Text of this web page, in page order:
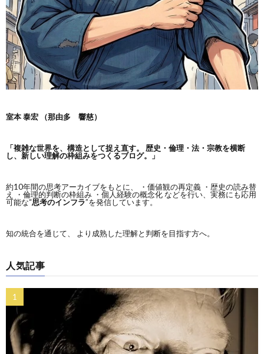
室本 泰宏 （那由多 響慈）
「複雑な世界を、構造として捉え直す。
歴史・倫理・法・宗教を横断
し、新しい理解の枠組みをつくるブログ。」
約10年間の思考アーカイブをもとに、 ・価値観の再定義 ・歴史の読み替
え ・倫理的判断の枠組み ・個人経験の概念化 などを行い、実務にも応用
可能な“思考のインフラ”を発信しています。
知の統合を通じて、 より成熟した理解と判断を目指す方へ。
人気記事